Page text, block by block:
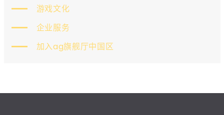
游戏文化
企业服务
加入ag旗舰厅中国区